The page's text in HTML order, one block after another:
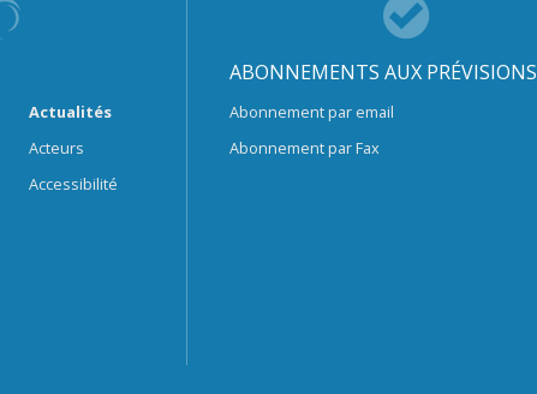
Actualités
Acteurs
Accessibilité
ABONNEMENTS AUX PRÉVISIONS
Abonnement par email
Abonnement par Fax